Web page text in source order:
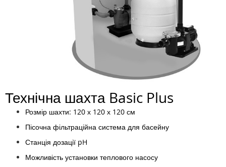
Технічна шахта Basic Plus
Розмір шахти: 120 х 120 х 120 см
Пісочна фільтраційна система для басейну
Станція дозації pH
Можливість установки теплового насосу